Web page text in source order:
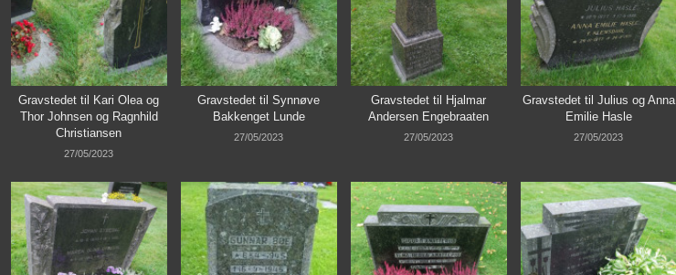
Gravstedet til Kari Olea og
Thor Johnsen og Ragnhild
Christiansen
27/05/2023
Gravstedet til Synnøve
Bakkenget Lunde
27/05/2023
Gravstedet til Hjalmar
Andersen Engebraaten
27/05/2023
Gravstedet til Julius og Anna
Emilie Hasle
27/05/2023